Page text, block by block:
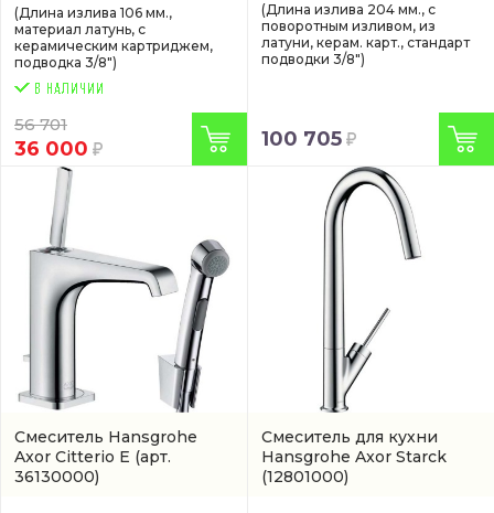
(Длина излива 106 мм.,
материал латунь, с
керамическим картриджем,
подводка 3/8")
56 701
36 000
(Длина излива 204 мм., с
поворотным изливом, из
латуни, керам. карт., стандарт
подводки 3/8")
100 705
Смеситель Hansgrohe
Axor Citterio E (арт.
36130000)
Смеситель для кухни
Hansgrohe Axor Starck
(12801000)